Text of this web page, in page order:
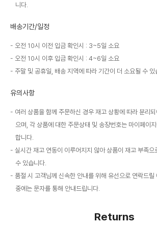
니다.
배송기간/일정
오전 10시 이전 입금 확인시 : 3~5일 소요
오전 10시 이후 입금 확인시 : 4~6일 소요
주말 및 공휴일, 배송 지역에 따라 기간이 더 소요될 수 있
유의사항
여러 상품을 함께 주문하신 경우 재고 상황에 따라 분리
으며, 각 상품에 대한 주문상태 및 송장번호는 마이페이
합니다.
실시간 재고 연동이 이루어지지 않아 상품이 재고 부족으
수 있습니다.
품절 시 고객님께 신속한 안내를 위해 유선으로 연락드릴
중에는 문자를 통해 안내드립니다.
Returns